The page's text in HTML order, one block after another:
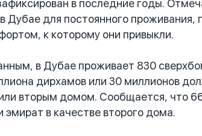
в последние годы.
для постоянного проживания,
к которому они привыкли.
в Дубае проживает 830
дирхамов или 30 миллионов
вторым домом. Сообщается, что
в качестве второго дома.